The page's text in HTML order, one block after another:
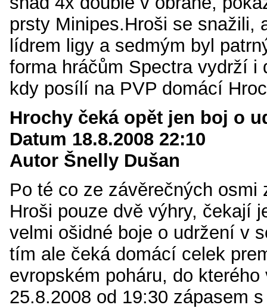
prsty Minipes.Hroši se snažili,
lídrem ligy a sedmým byl
forma hráčům Spectra vydrží i
kdy posílí na PVP domácí
Hrochy čeká opět jen boj o
Datum 18.8.2008 22:10
Autor Šnelly Dušan
Po té co ze závěrečných osmi
Hroši pouze dvě výhry, čekají
velmi ošidné boje o udržení v
tím ale čeká domácí celek
evropském poháru, do
25.8.2008 od 19:30 zápasem